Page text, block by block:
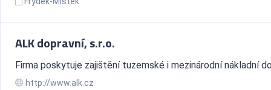
ALK dopravní, s.r.o.
Firma poskytuje zajištění tuzemské i mezinárodní nákladní
http://www.alk.cz